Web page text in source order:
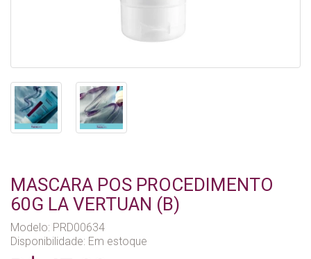
MASCARA POS PROCEDIMENTO
60G LA VERTUAN (B)
Modelo: PRD00634
Disponibilidade: Em estoque